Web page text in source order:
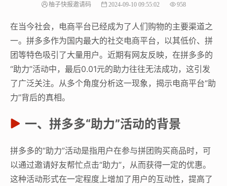
柚子快报邀请码 2024-09-10 09:55:02 958
在当今社会，电商平台已经成为了人们购物的主要渠道之
一。拼多多作为国内最大的社交电商平台，以其低价、拼
团等特色吸引了大量用户。近期有网友反映，在拼多多的
“助力”活动中，最后0.01元的助力往往无法成功，这引发
了广泛关注。从多个角度分析这一现象，揭示电商平台“助
力”背后的真相。
一、拼多多“助力”活动的背景
拼多多的“助力”活动是指用户在参与拼团购买商品时，可
以通过邀请好友帮忙点击“助力”，从而获得一定的优惠。
这种活动形式在一定程度上增加了用户的互动性，提高了